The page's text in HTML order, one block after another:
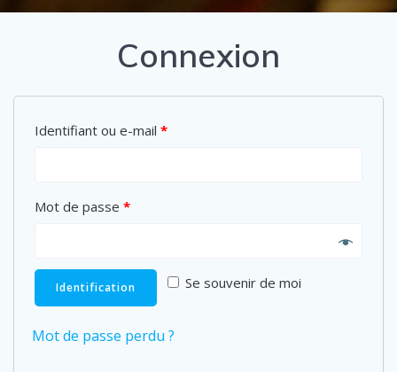
Connexion
Identifiant ou e-mail *
Mot de passe *
Se souvenir de moi
Identification
Mot de passe perdu ?